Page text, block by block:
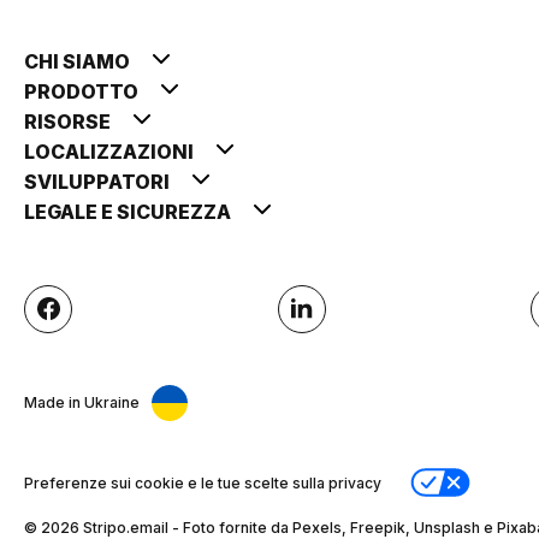
CHI SIAMO
PRODOTTO
RISORSE
LOCALIZZAZIONI
SVILUPPATORI
LEGALE E SICUREZZA
Made in Ukraine
Preferenze sui cookie e le tue scelte sulla privacy
© 2026 Stripо.email - Foto fornite da Pexels, Freepik, Unsplash e